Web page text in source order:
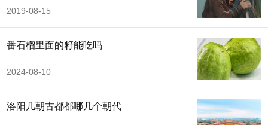
2019-08-15
番石榴里面的籽能吃吗
2024-08-10
洛阳几朝古都都哪几个朝代